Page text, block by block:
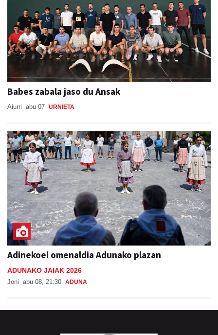
Babes zabala jaso du Ansak
Aiurri abu 07 URNIETA
Adinekoei omenaldia Adunako plazan
ADUNAKO JAIAK 2026
Joni abu 08, 21:30 ADUNA